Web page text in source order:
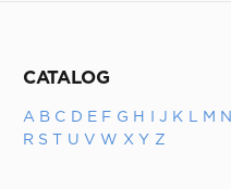
CATALOG
A B C D E F G H J K M N
R S U V W X Y Z